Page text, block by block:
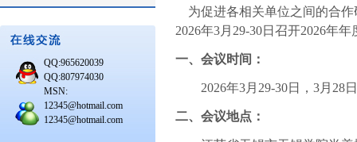
QQ:965620039
QQ:807974030
MSN:
12345@hotmail.com
12345@hotmail.com
为促进各相关单位之间的合
2026年3月 29-30日召开2026年年
一、会议时间：
2026年3月 29-30日， 3月 28
二、会议地点：